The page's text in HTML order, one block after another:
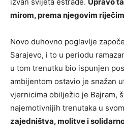
mirom, prema njegovim
Novo duhovno poglavlje
Sarajevo, i to u periodu
u tom trenutku bio ispunjen
ambijentom ostavio je snažan
vjernicima obilježio je Bajram,
najemotivnijih trenutaka u
zajedništva, molitve i